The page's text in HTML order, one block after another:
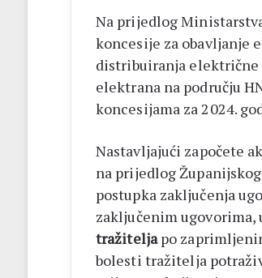
Na prijedlog
koncesije za obavljanje
distribuiranja
elektrana na području
koncesijama za 2024.
Nastavljajući započete
na prijedlog
postupka zaključenja
zaključenim ugovorima,
tražiteljapo
bolesti tražitelja